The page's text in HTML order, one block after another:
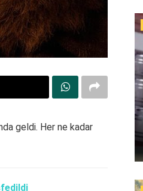
geldi. Her ne kadar